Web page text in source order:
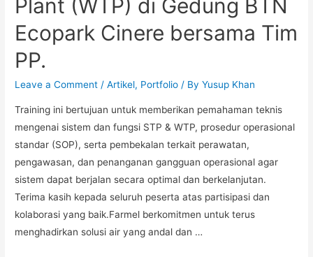
Plant (WTP) di Gedung BTN
Ecopark Cinere bersama Tim
PP.
Leave a Comment /Artikel, Portfolio / ByYusup Khan
Training ini bertujuan untuk memberikan pemahaman teknis
mengenai sistem dan fungsi STP & WTP, prosedur operasional
standar (SOP), serta pembekalan terkait perawatan,
pengawasan, dan penanganan gangguan operasional agar
sistem dapat berjalan secara optimal dan berkelanjutan.
Terima kasih kepada seluruh peserta atas partisipasi dan
kolaborasi yang baik.Farmel berkomitmen untuk terus
menghadirkan solusi air yang andal dan …